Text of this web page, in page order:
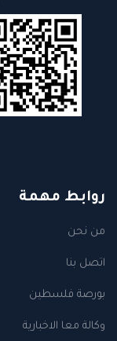
روابط مهمة
من نحن
اتصل بنا
بورصة فلسطين
وكالة معا الاخبارية